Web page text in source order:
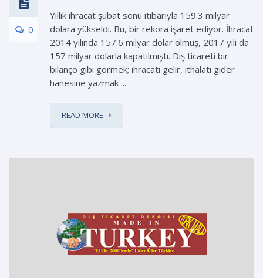
0
Yıllık ihracat şubat sonu itibarıyla 159.3 milyar
dolara yükseldi. Bu, bir rekora işaret ediyor. İhracat
2014 yılında 157.6 milyar dolar olmuş, 2017 yılı da
157 milyar dolarla kapatılmıştı. Dış ticareti bir
bilanço gibi görmek; ihracatı gelir, ithalatı gider
hanesine yazmak ...
READ MORE